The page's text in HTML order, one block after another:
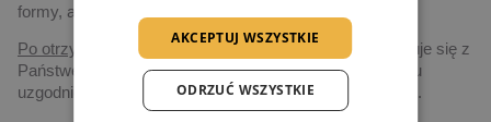
formy, aż po grafikę i technologię realizacji.
Po otrzymaniu zapytania,nasz przedstawiciel skontaktuje się z
Państwem drogą elektroniczną, albo telefoniczną, w celu
uzgodnienia szczegółów dotyczących realizacji projektu.
AKCEPTUJ WSZYSTKIE
ODRZUĆ WSZYSTKIE